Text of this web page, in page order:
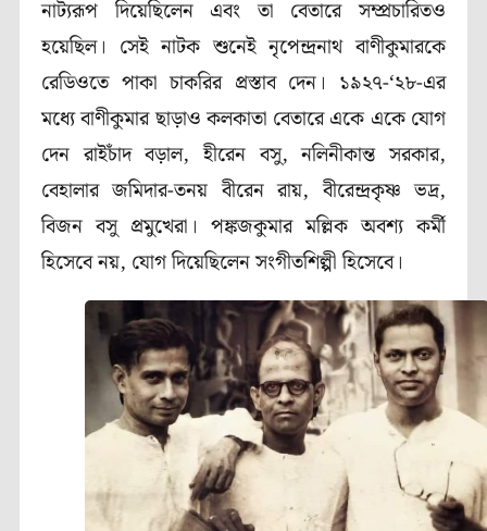
নাট্যরূপ দিয়েছিলেন এবং তা বেতারে সম্প্রচারিতও
হয়েছিল। সেই নাটক শুনেই নৃপেন্দ্রনাথ বাণীকুমারকে
রেডিওতে পাকা চাকরির প্রস্তাব দেন। ১৯২৭-‘২৮-এর
মধ্যে বাণীকুমার ছাড়াও কলকাতা বেতারে একে একে যোগ
দেন রাইচাঁদ বড়াল, হীরেন বসু, নলিনীকান্ত সরকার,
বেহালার জমিদার-তনয় বীরেন রায়, বীরেন্দ্রকৃষ্ণ ভদ্র,
বিজন বসু প্রমুখেরা। পঙ্কজকুমার মল্লিক অবশ্য কর্মী
হিসেবে নয়, যোগ দিয়েছিলেন সংগীতশিল্পী হিসেবে।